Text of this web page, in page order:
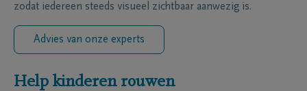
zodat iedereen steeds visueel zichtbaar aanwezig is.
Advies van onze experts
Help kinderen rouwen